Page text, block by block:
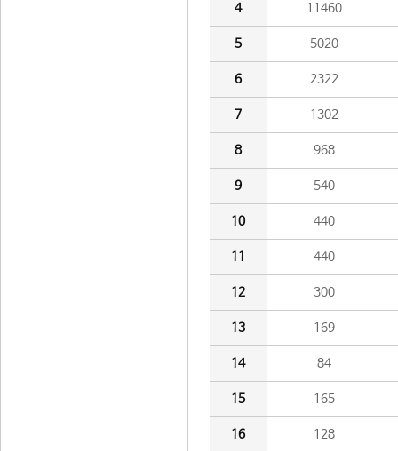
4 11460
5 5020
6 2322
7 1302
8 968
9 540
10 440
11 440
12 300
13 169
14 84
15 165
16 128